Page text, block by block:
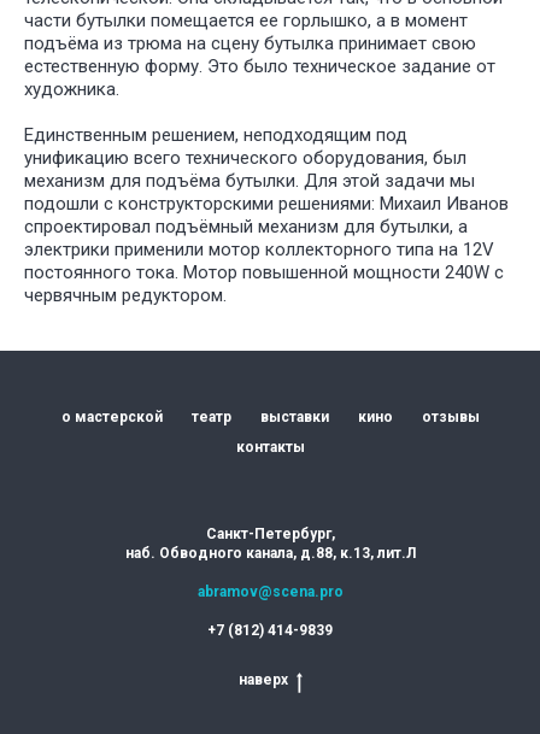
части бутылки помещается ее горлышко, а в момент
подъёма из трюма на сцену бутылка принимает свою
естественную форму. Это было техническое задание от
художника.
Единственным решением, неподходящим под
унификацию всего технического оборудования, был
механизм для подъёма бутылки. Для этой задачи мы
подошли с конструкторскими решениями: Михаил Иванов
спроектировал подъёмный механизм для бутылки, а
электрики применили мотор коллекторного типа на 12V
постоянного тока. Мотор повышенной мощности 240W с
червячным редуктором.
о мастерской театр выставки кино
отзывы
контакты
Санкт-Петербург,
наб. Обводного канала, д.88, к.13, лит.Л
abramov@scena.pro
+7 (812) 414-9839
наверх